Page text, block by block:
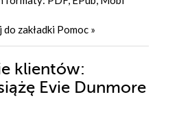
zakładki Pomoc »
klientów:
Evie Dunmore